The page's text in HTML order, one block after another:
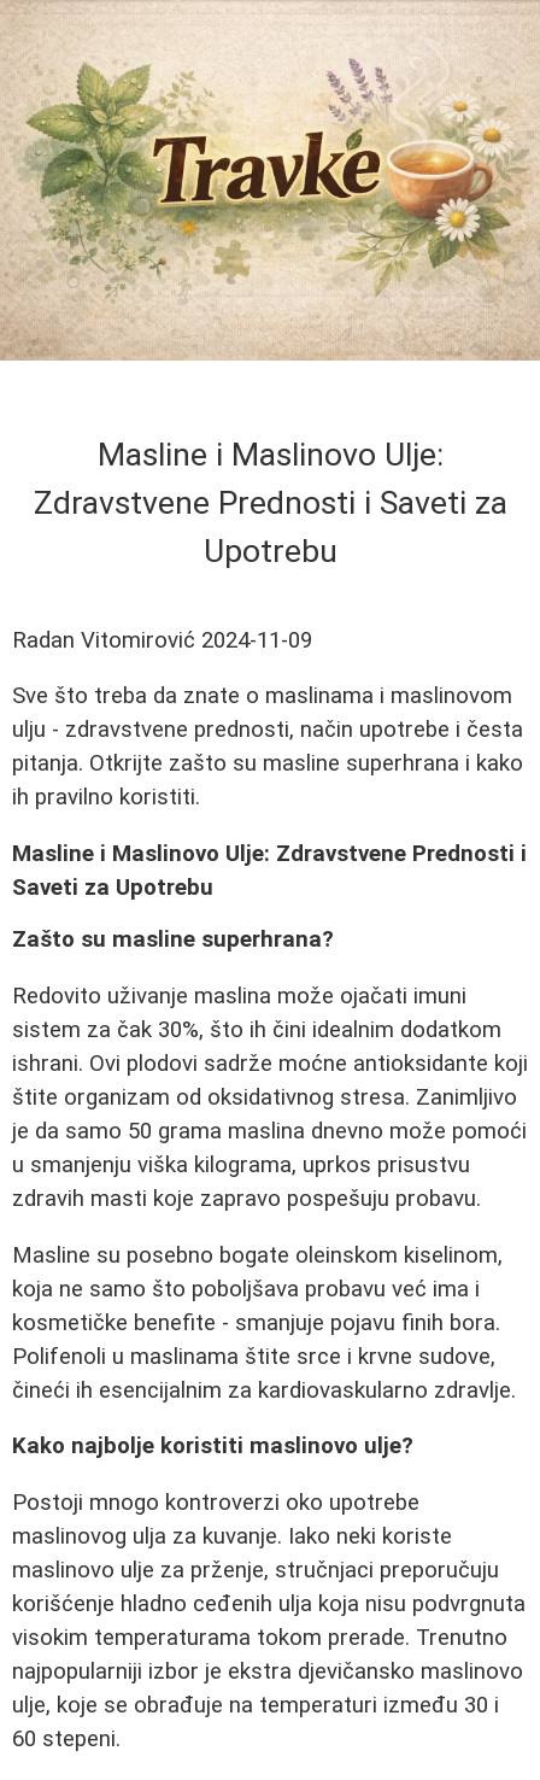
Masline i Maslinovo Ulje:
Zdravstvene Prednosti i Saveti za
Upotrebu
Radan Vitomirović 2024-11-09
Sve što treba da znate o maslinama i maslinovom
ulju - zdravstvene prednosti, način upotrebe i česta
pitanja. Otkrijte zašto su masline superhrana i kako
ih pravilno koristiti.
Masline i Maslinovo Ulje: Zdravstvene Prednosti i
Saveti za Upotrebu
Zašto su masline superhrana?
Redovito uživanje maslina može ojačati imuni
sistem za čak 30%, što ih čini idealnim dodatkom
ishrani. Ovi plodovi sadrže moćne antioksidante koji
štite organizam od oksidativnog stresa. Zanimljivo
je da samo 50 grama maslina dnevno može pomoći
u smanjenju viška kilograma, uprkos prisustvu
zdravih masti koje zapravo pospešuju probavu.
Masline su posebno bogate oleinskom kiselinom,
koja ne samo što poboljšava probavu već ima i
kosmetičke benefite - smanjuje pojavu finih bora.
Polifenoli u maslinama štite srce i krvne sudove,
čineći ih esencijalnim za kardiovaskularno zdravlje.
Kako najbolje koristiti maslinovo ulje?
Postoji mnogo kontroverzi oko upotrebe
maslinovog ulja za kuvanje. Iako neki koriste
maslinovo ulje za prženje, stručnjaci preporučuju
korišćenje hladno ceđenih ulja koja nisu podvrgnuta
visokim temperaturama tokom prerade. Trenutno
najpopularniji izbor je ekstra djevičansko maslinovo
ulje, koje se obrađuje na temperaturi između 30 i
60 stepeni.